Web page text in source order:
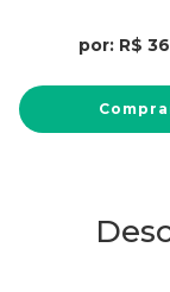
por: R$ 36